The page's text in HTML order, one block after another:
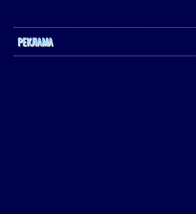
РЕКЛАМА